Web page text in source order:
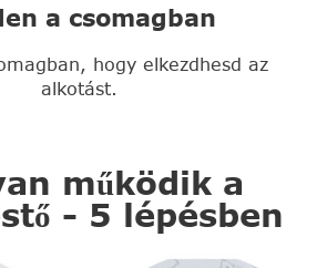
a csomagban
hogy elkezdhesd az
alkotást.
működik a
- 5 lépésben